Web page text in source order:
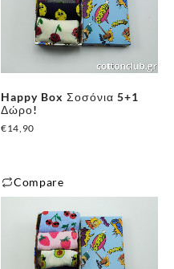
Happy Box Σοσόνια 5+1
Δώρο!
€14,90
Compare